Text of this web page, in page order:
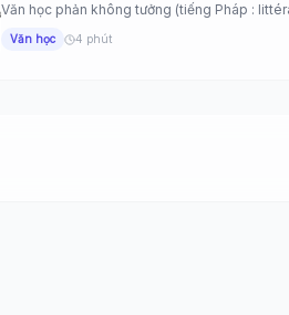
Văn học phản không tưởng (tiếng Pháp :
Văn học 4 phút